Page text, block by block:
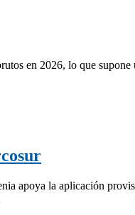
en 2026, lo que
apoya la aplicación